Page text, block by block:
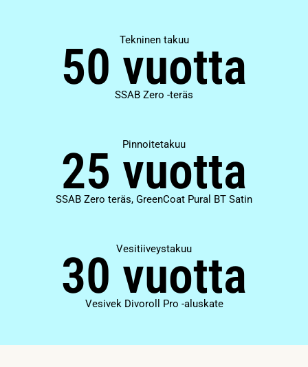
Tekninen takuu
50 vuotta
SSAB Zero -teräs
Pinnoitetakuu
25 vuotta
SSAB Zero teräs, GreenCoat Pural BT Satin
Vesitiiveystakuu
30 vuotta
Vesivek Divoroll Pro -aluskate